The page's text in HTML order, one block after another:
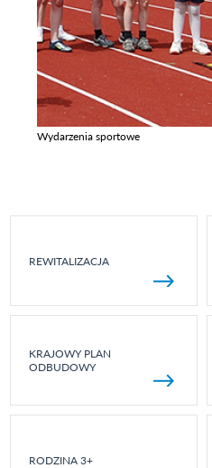
Wydarzenia sportowe
REWITALIZACJA
KRAJOWY PLAN
ODBUDOWY
RODZINA 3+